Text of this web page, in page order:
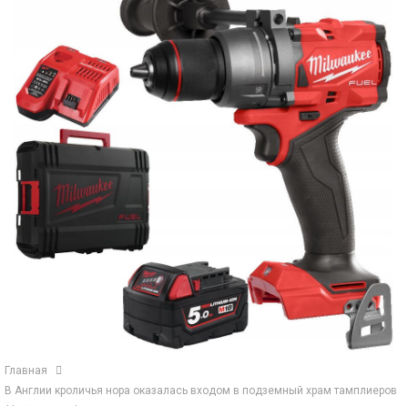
Главная
В Англии кроличья нора оказалась входом в подземный храм тамплиеров